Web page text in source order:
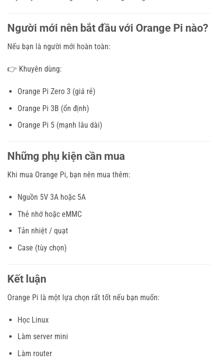
Người mới nên bắt đầu với Orange Pi nào?
Nếu bạn là người mới hoàn toàn:
👉 Khuyên dùng:
Orange Pi Zero 3 (giá rẻ)
Orange Pi 3B (ổn định)
Orange Pi 5 (mạnh lâu dài)
Những phụ kiện cần mua
Khi mua Orange Pi, bạn nên mua thêm:
Nguồn 5V 3A hoặc 5A
Thẻ nhớ hoặc eMMC
Tản nhiệt / quạt
Case (tùy chọn)
Kết luận
Orange Pi là một lựa chọn rất tốt nếu bạn muốn:
Học Linux
Làm server mini
Làm router